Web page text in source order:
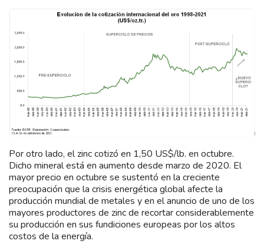
Por otro lado, el zinc cotizó en 1,50 US$/lb. en octubre.
Dicho mineral está en aumento desde marzo de 2020. El
mayor precio en octubre se sustentó en la creciente
preocupación que la crisis energética global afecte la
producción mundial de metales y en el anuncio de uno de los
mayores productores de zinc de recortar considerablemente
su producción en sus fundiciones europeas por los altos
costos de la energía.